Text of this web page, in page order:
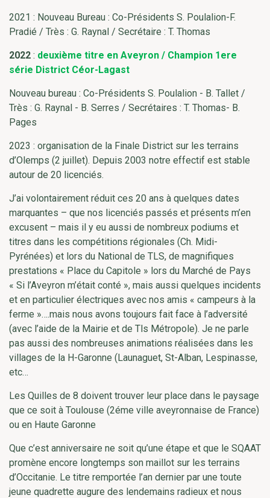
2021 : Nouveau Bureau : Co-Présidents S. Poulalion-F.
Pradié / Très : G. Raynal / Secrétaire : T. Thomas
2022 : deuxième titre en Aveyron / Champion 1ere
série District Céor-Lagast
Nouveau bureau : Co-Présidents S. Poulalion - B. Tallet /
Très : G. Raynal - B. Serres / Secrétaires : T. Thomas- B.
Pages
2023 : organisation de la Finale District sur les terrains
d’Olemps (2 juillet). Depuis 2003 notre effectif est stable
autour de 20 licenciés.
J’ai volontairement réduit ces 20 ans à quelques dates
marquantes – que nos licenciés passés et présents m’en
excusent – mais il y eu aussi de nombreux podiums et
titres dans les compétitions régionales (Ch. Midi-
Pyrénées) et lors du National de TLS, de magnifiques
prestations « Place du Capitole » lors du Marché de Pays
« Si l’Aveyron m’était conté », mais aussi quelques incidents
et en particulier électriques avec nos amis « campeurs à la
ferme »….mais nous avons toujours fait face à l’adversité
(avec l’aide de la Mairie et de Tls Métropole). Je ne parle
pas aussi des nombreuses animations réalisées dans les
villages de la H-Garonne (Launaguet, St-Alban, Lespinasse,
etc…
Les Quilles de 8 doivent trouver leur place dans le paysage
que ce soit à Toulouse (2éme ville aveyronnaise de France)
ou en Haute Garonne
Que c’est anniversaire ne soit qu’une étape et que le SQAAT
promène encore longtemps son maillot sur les terrains
d’Occitanie. Le titre remportée l’an dernier par une toute
jeune quadrette augure des lendemains radieux et nous